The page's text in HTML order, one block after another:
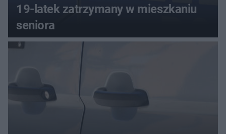
19-latek zatrzymany w mieszkaniu
seniora